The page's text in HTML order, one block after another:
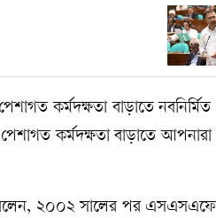
কর্মদক্ষতা বাড়াতে
কর্মদক্ষতা বাড়াতে আপনারা
বলেন, ২০০২ সালের পর